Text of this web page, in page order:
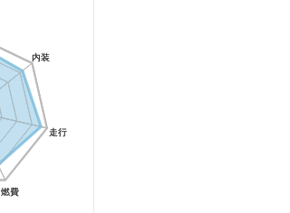
内装
走行
燃費
内装
走行
燃費